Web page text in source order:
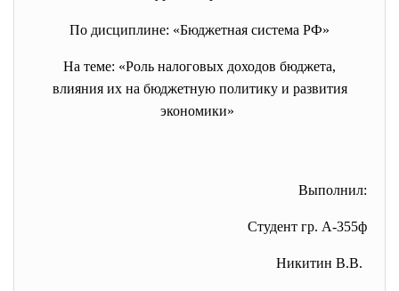
По дисциплине: «Бюджетная система РФ»
На теме: «Роль налоговых доходов бюджета,
влияния их на бюджетную политику и развития
экономики»
Выполнил:
Студент гр. А-355ф
Никитин В.В.